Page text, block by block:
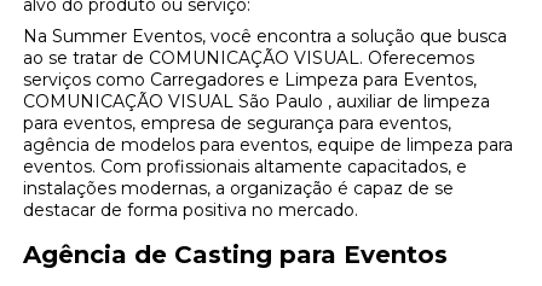
alvo do produto ou serviço:
Na Summer Eventos, você encontra a solução que busca
ao se tratar de COMUNICAÇÃO VISUAL. Oferecemos
serviços como Carregadores e Limpeza para Eventos,
COMUNICAÇÃO VISUAL São Paulo , auxiliar de limpeza
para eventos, empresa de segurança para eventos,
agência de modelos para eventos, equipe de limpeza para
eventos. Com profissionais altamente capacitados, e
instalações modernas, a organização é capaz de se
destacar de forma positiva no mercado.
Agência de Casting para Eventos